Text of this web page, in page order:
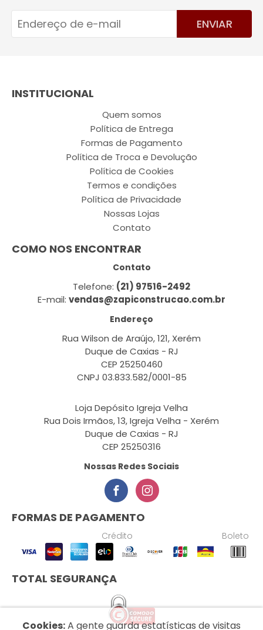
ENVIAR
INSTITUCIONAL
Quem somos
Política de Entrega
Formas de Pagamento
Política de Troca e Devolução
Política de Cookies
Termos e condições
Política de Privacidade
Nossas Lojas
Contato
COMO NOS ENCONTRAR
Contato
Telefone: (21) 97516-2492
E-mail: vendas@zapiconstrucao.com.br
Endereço
Rua Wilson de Araújo, 121, Xerém
Duque de Caxias - RJ
CEP 25250460
CNPJ 03.833.582/0001-85
Loja Depósito Igreja Velha
Rua Dois Irmãos, 13, Igreja Velha - Xerém
Duque de Caxias - RJ
CEP 25250316
Nossas Redes Sociais
FORMAS DE PAGAMENTO
Crédito Boleto
TOTAL SEGURANÇA
Cookies:A gente guarda estatísticas de visitas